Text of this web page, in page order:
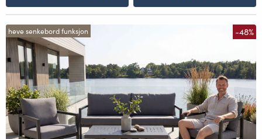
heve senkebord funksjon -48%